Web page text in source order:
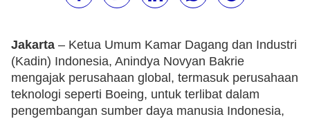
Jakarta – Ketua Umum Kamar Dagang dan Industri
(Kadin) Indonesia, Anindya Novyan Bakrie
mengajak perusahaan global, termasuk perusahaan
teknologi seperti Boeing, untuk terlibat dalam
pengembangan sumber daya manusia Indonesia,